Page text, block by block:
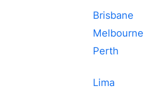
Brisbane
Melbourne
Perth
Lima